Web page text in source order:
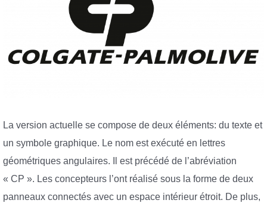
La version actuelle se compose de deux éléments: du texte et
un symbole graphique. Le nom est exécuté en lettres
géométriques angulaires. Il est précédé de l’abréviation
« CP ». Les concepteurs l’ont réalisé sous la forme de deux
panneaux connectés avec un espace intérieur étroit. De plus,